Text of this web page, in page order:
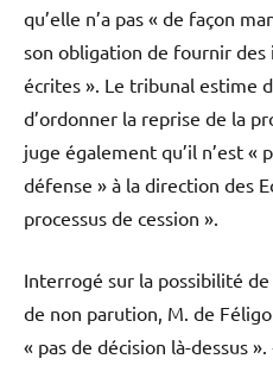
qu’elle n’a pas « de façon
son obligation de fournir
écrites ». Le tribunal estime
d’ordonner la reprise de la
juge également qu’il n’est «
défense » à la direction des
processus de cession ».
Interrogé sur la possibilité
de non parution, M. de
« pas de décision là-dessus